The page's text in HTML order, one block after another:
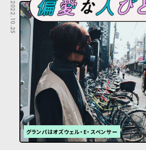
2022.10.25
グランパはオズウェル・E・スペンサー